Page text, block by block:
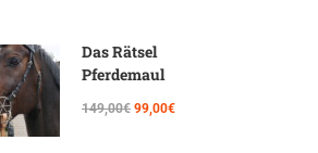
Das Rätsel
Pferdemaul
149,00€ 99,00€